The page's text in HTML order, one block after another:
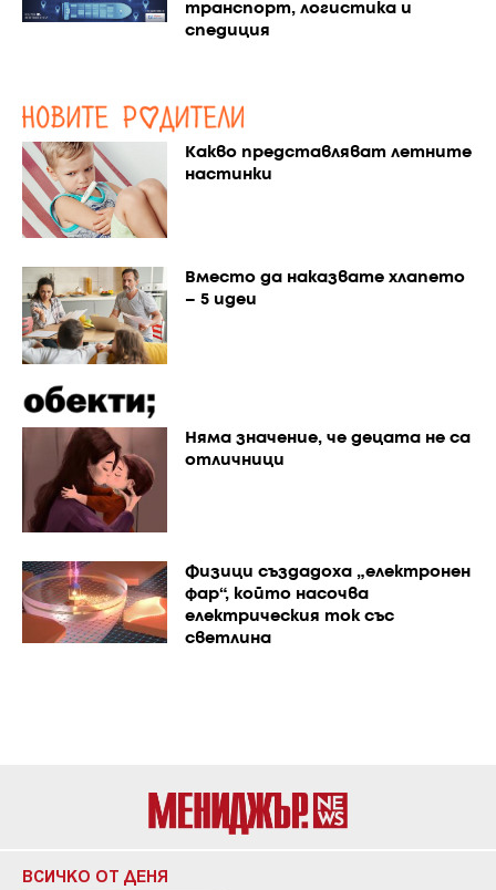
транспорт, логистика и
спедиция
Какво представляват летните
настинки
Вместо да наказвате хлапето
– 5 идеи
Няма значение, че децата не са
отличници
Физици създадоха „електронен
фар“, който насочва
електрическия ток със
светлина
ВСИЧКО ОТ ДЕНЯ